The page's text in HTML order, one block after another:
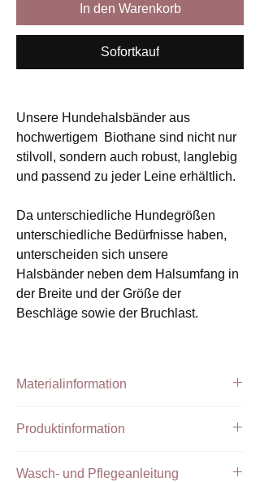
In den Warenkorb
Sofortkauf
Unsere Hundehalsbänder aus
hochwertigem Biothane sind nicht nur
stilvoll, sondern auch robust, langlebig
und passend zu jeder Leine erhältlich.
Da unterschiedliche Hundegrößen
unterschiedliche Bedürfnisse haben,
unterscheiden sich unsere
Halsbänder neben dem Halsumfang in
der Breite und der Größe der
Beschläge sowie der Bruchlast.
Materialinformation
und Biothane mit Farbsprenklern
Produktinformation
Biothanesind mit einer hochwertigen
Wasch- und Pflegeanleitung